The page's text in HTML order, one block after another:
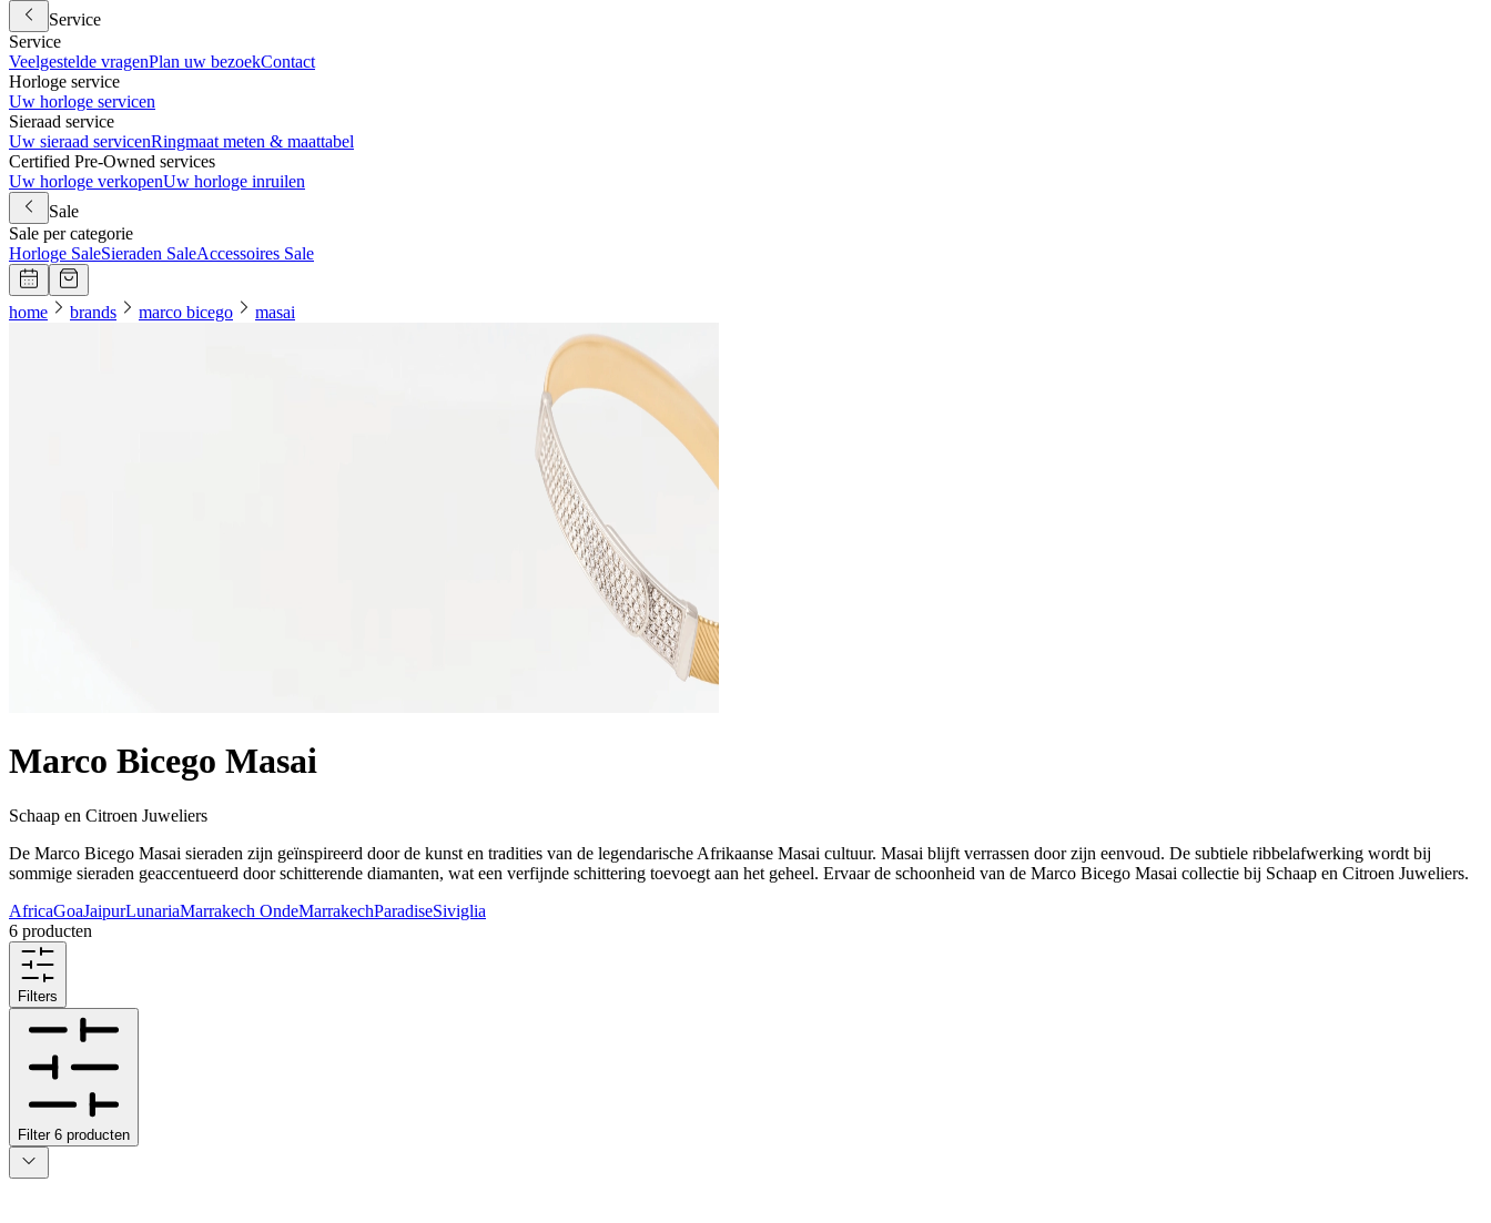
Service
Service
Veelgestelde vragenPlan uw bezoekContact
Horloge service
Uw horloge servicen
Sieraad service
Uw sieraad servicenRingmaat meten & maattabel
Certified Pre-Owned services
Uw horloge verkopenUw horloge inruilen
Sale
Sale per categorie
Horloge SaleSieraden SaleAccessoires Sale
home brands marco bicego masai
Marco Bicego Masai
Schaap en Citroen Juweliers
De Marco Bicego Masai sieraden zijn geïnspireerd door de kunst en tradities van de legendarische Afrikaanse Masai cultuur. Masai blijft verrassen door zijn eenvoud. De subtiele ribbelafwerking wordt bij
sommige sieraden geaccentueerd door schitterende diamanten, wat een verfijnde schittering toevoegt aan het geheel. Ervaar de schoonheid van de Marco Bicego Masai collectie bij Schaap en Citroen Juweliers.
AfricaGoaJaipurLunariaMarrakech OndeMarrakechParadiseSiviglia
6 producten
Filters
Filter 6 producten